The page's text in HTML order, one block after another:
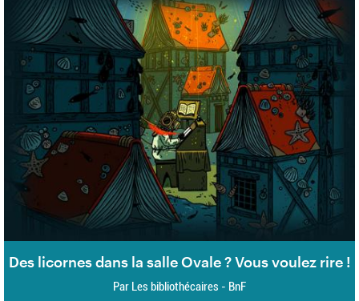
Des licornes dans la salle Ovale ? Vous voulez rire !
Par Les bibliothécaires - BnF